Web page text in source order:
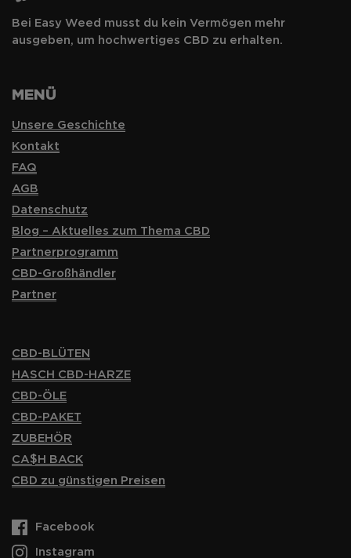
Bei Easy Weed musst du kein Vermögen mehr
ausgeben, um hochwertiges CBD zu erhalten.
MENÜ
Unsere Geschichte
Kontakt
FAQ
AGB
Datenschutz
Blog – Aktuelles zum Thema CBD
Partnerprogramm
CBD-Großhändler
Partner
CBD-BLÜTEN
HASCH CBD-HARZE
CBD-ÖLE
CBD-PAKET
ZUBEHÖR
CA$H BACK
CBD zu günstigen Preisen
Facebook
Instagram